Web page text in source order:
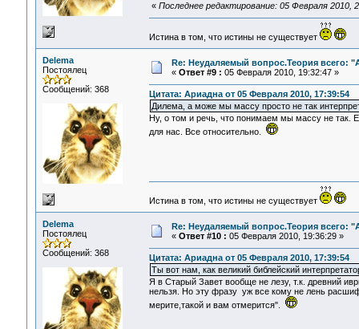
« Последнее редактирование: 05 Февраля 2010,
Истина в том, что истины не существует
Delema
Постоялец
Сообщений: 368
Re: Неудаляемый вопрос.Теория всего:
« Ответ #9 : 05 Февраля 2010, 19:32:47 »
Цитата: Ариадна от 05 Февраля 2010, 17:39:54
Дилема, а може мы массу просто не так
Ну, о том и речь, что понимаем мы массу не так.
для нас. Все относительно.
Истина в том, что истины не существует
Delema
Постоялец
Сообщений: 368
Re: Неудаляемый вопрос.Теория всего:
« Ответ #10 : 05 Февраля 2010, 19:36:29 »
Цитата: Ариадна от 05 Февраля 2010, 17:39:54
Ты вот нам, как великий библейский
Я в Старый Завет вообще не лезу, т.к. древний
нельзя. Но эту фразу уж все кому не лень
мерите,такой и вам отмерится".